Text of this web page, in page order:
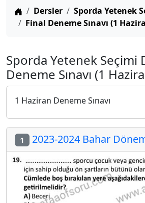
Anasayfa
Dersler
Sporda Yetenek
Final Deneme Sınavı (1
Sporda Yetenek Seçimi
Deneme Sınavı (1
1 Haziran Deneme Sınavı
1 2023-2024 Bahar